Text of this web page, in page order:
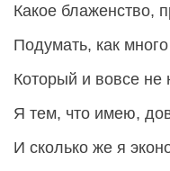
Какое блаженство,
Подумать, как
Который и вовсе не
Я тем, что имею,
И сколько же я